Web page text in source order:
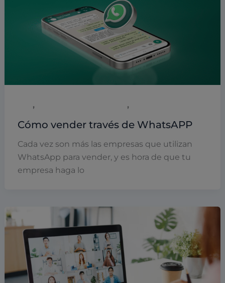
, ,
Cómo vender través de WhatsAPP
Cada vez son más las empresas que utilizan
WhatsApp para vender, y es hora de que tu
empresa haga lo